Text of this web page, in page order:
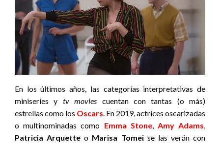
En los últimos años, las categorías interpretativas de
miniseries y tv movies cuentan con tantas (o más)
estrellas como los Oscars . En 2019, actrices oscarizadas
o multinominadas como Emma Stone, Amy Adams
Patricia Arquette o Marisa Tomeise las verán con